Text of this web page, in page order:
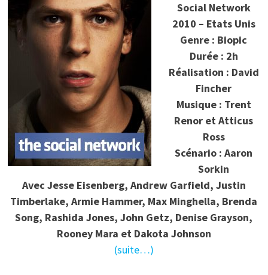
Social Network
2010 – Etats Unis
Genre : Biopic
Durée : 2h
Réalisation : David
Fincher
Musique : Trent
Renor et Atticus
Ross
Scénario : Aaron
Sorkin
Avec Jesse Eisenberg, Andrew Garfield, Justin
Timberlake, Armie Hammer, Max Minghella, Brenda
Song, Rashida Jones, John Getz, Denise Grayson,
Rooney Mara et Dakota Johnson
(suite…)